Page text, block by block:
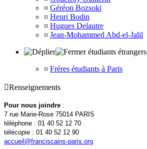
¤ Géréon Bozsoki
¤ Henri Bodin
¤ Hugues Delautre
¤ Jean-Mohammed Abd-el-Jalil
étudiants étrangers
¤ Frères étudiants à Paris
Renseignements
Pour nous joindre :
7 rue Marie-Rose 75014 PARIS
téléphone : 01 40 52 12 70
télécopie : 01 40 52 12 90
accueil@franciscains-paris.org